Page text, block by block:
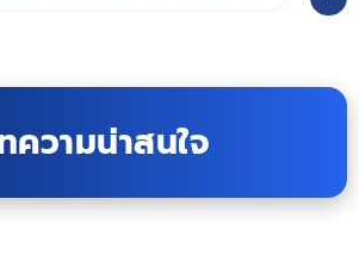
ความน่าสนใจ